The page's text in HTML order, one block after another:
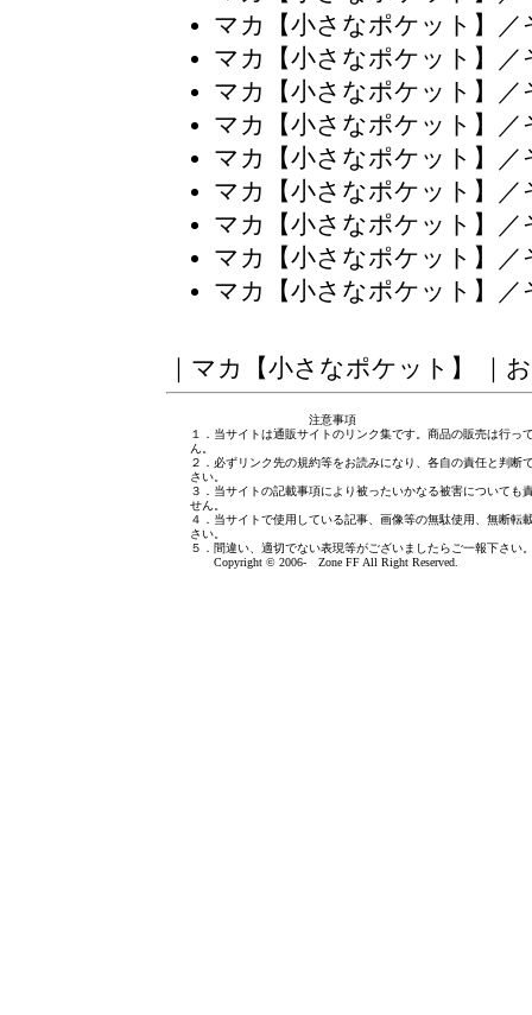
マカ【小さなポケット】／
マカ【小さなポケット】／
マカ【小さなポケット】／
マカ【小さなポケット】／
マカ【小さなポケット】／
マカ【小さなポケット】／
マカ【小さなポケット】／
マカ【小さなポケット】／
マカ【小さなポケット】／
｜ マカ【小さなポケット】 ｜
注意事項
１．当サイトは通販サイトのリンク集です。商品の販売は行っ
ん。
２．必ずリンク先の規約等をお読みになり、各自の責任と判断
さい。
３．当サイトの記載事項により被ったいかなる被害についても
せん。
４．当サイトで使用している記事、画像等の無駄使用、無断転
さい。
５．間違い、適切でない表現等がございましたら ご一報下さい
Copyright © 2006- Zone FF All Right Reserved.